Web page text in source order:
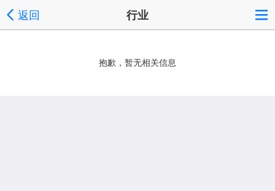
返回 行业
抱歉，暂无相关信息